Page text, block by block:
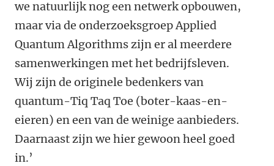
we natuurlijk nog een netwerk opbouwen,
maar via de onderzoeksgroep Applied
Quantum Algorithms zijn er al meerdere
samenwerkingen met het bedrijfsleven.
Wij zijn de originele bedenkers van
quantum-Tiq Taq Toe (boter-kaas-en-
eieren) en een van de weinige aanbieders.
Daarnaast zijn we hier gewoon heel goed
in.’